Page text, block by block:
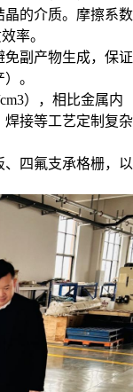
晶的介质。摩擦系数
率。
副产物生成，保证
。
），相比金属内
焊接等工艺定制复杂
四氟支承格栅，以